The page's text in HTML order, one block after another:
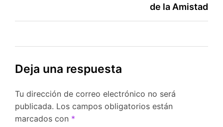
de la Amistad
Deja una respuesta
Tu dirección de correo electrónico no será
publicada. Los campos obligatorios están
marcados con *